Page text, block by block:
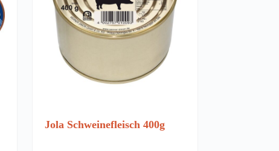
Jola Schweinefleisch 400g